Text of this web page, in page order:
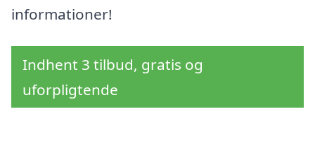
informationer!
Indhent 3 tilbud, gratis og
uforpligtende